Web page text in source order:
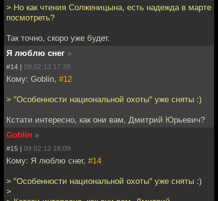
> Но как чтения Солженицына, есть надежда в марте
посмотреть?
Так точно, скоро уже будет.
Я люблю снег »
#14 | 09.02.13 17:39
Кому: Goblin, #12
> "Особенности национальной охоты" уже сняты :)
Кстати интересно, как они вам, Дмитрий Юрьевич?
Goblin »
#15 | 09.02.13 18:09
Кому: Я люблю снег, #14
> "Особенности национальной охоты" уже сняты :)
>